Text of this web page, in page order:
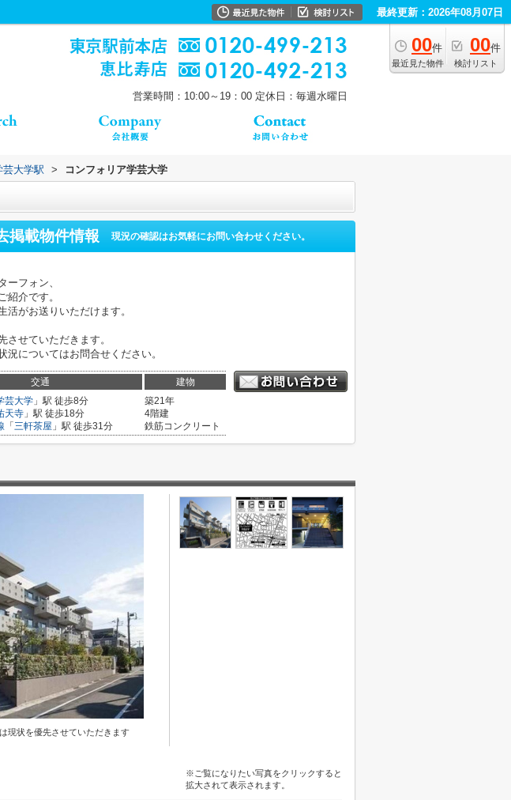
最終更新：2026年08月07日
00件
最近見た物件
00件
検討リスト
営業時間：10:00～19：00 定休日：毎週水曜日
芸大学駅 > コンフォリア学芸大学
掲載物件情報 現況の確認はお気軽にお問い合わせください。
ーフォン、
紹介です。
活がお送りいただけます。
せていただきます。
についてはお問合せください。
交通 建物
芸大学 」駅 徒歩8分
天寺 」駅 徒歩18分
「 三軒茶屋 」駅 徒歩31分
築21年
4階建
鉄筋コンクリート
現状を優先させていただきます
※ご覧になりたい写真をクリックすると
拡大されて表示されます。